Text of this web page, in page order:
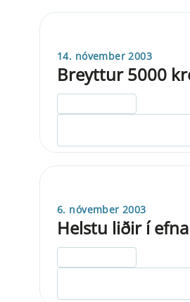
14. nóvember 2003
Breyttur 5000
6. nóvember 2003
Helstu liðir í